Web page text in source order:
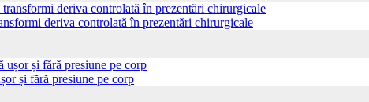
deriva controlată în prezentări chirurgicale
și fără presiune pe corp